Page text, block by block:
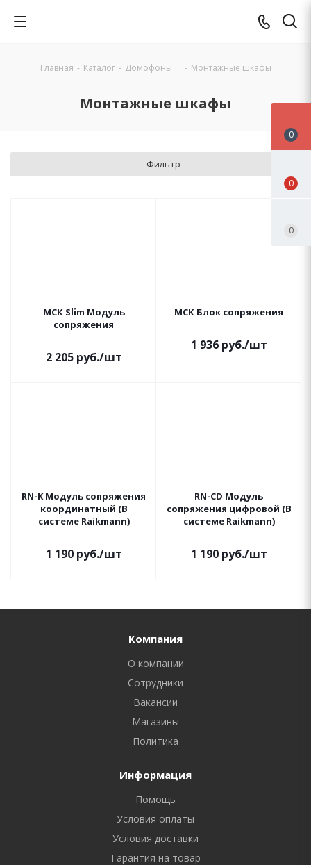
Главная - Каталог - Домофоны - Монтажные шкафы
Монтажные шкафы
Фильтр
МСК Slim Модуль
сопряжения
2 205руб./шт
МСК Блок сопряжения
1 936руб./шт
RN-K Модуль сопряжения
координатный (В
системе Raikmann)
1 190руб./шт
RN-CD Модуль
сопряжения цифровой (В
системе Raikmann)
1 190руб./шт
Компания
О компании
Сотрудники
Вакансии
Магазины
Политика
Информация
Помощь
Условия оплаты
Условия доставки
Гарантия на товар
0
0
0